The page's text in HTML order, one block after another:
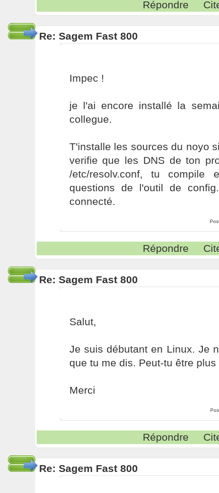
Répondre
Re: Sagem Fast 800
Impec !
je l'ai encore installé la
collegue.
T'installe les sources du noyo
verifie que les DNS de ton
/etc/resolv.conf, tu
questions de l'outil de
connecté.
Répondre
Re: Sagem Fast 800
Salut,
Je suis débutant en Linux. Je
que tu me dis. Peut-tu être
Merci
Répondre
Re: Sagem Fast 800